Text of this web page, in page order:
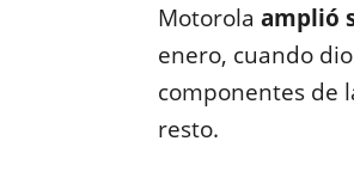
Motorola amplió
enero, cuando
componentes de
resto.